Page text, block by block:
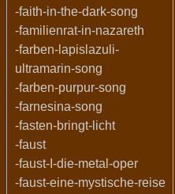
-faith-in-the-dark-song
-familienrat-in-nazareth
-farben-lapislazuli-
ultramarin-song
-farben-purpur-song
-farnesina-song
-fasten-bringt-licht
-faust
-faust-I-die-metal-oper
-faust-eine-mystische-reise